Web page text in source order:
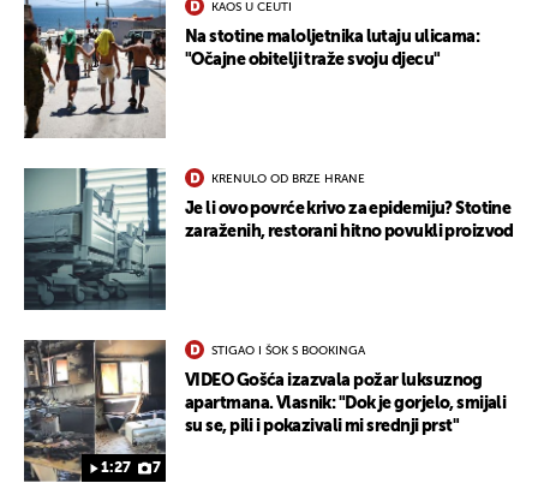
KAOS U CEUTI
Na stotine maloljetnika lutaju ulicama:
"Očajne obitelji traže svoju djecu"
KRENULO OD BRZE HRANE
Je li ovo povrće krivo za epidemiju? Stotine
zaraženih, restorani hitno povukli proizvod
1:27 7
STIGAO I ŠOK S BOOKINGA
VIDEO Gošća izazvala požar luksuznog
apartmana. Vlasnik: "Dok je gorjelo, smijali
su se, pili i pokazivali mi srednji prst"